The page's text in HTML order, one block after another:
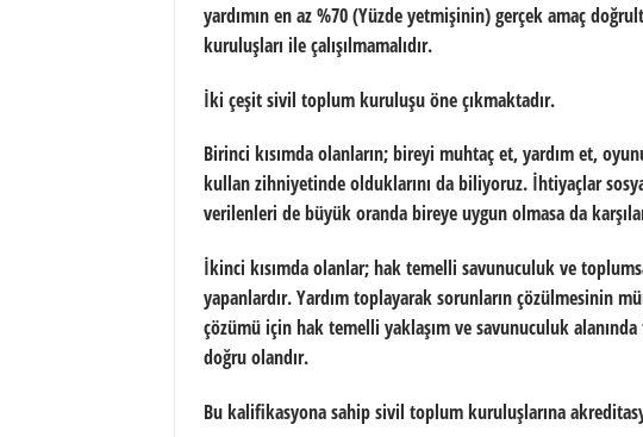
yardımın en az %70 (Yüzde yetmişinin) gerçek amaç
kuruluşları ile çalışılmamalıdır.
İki çeşit sivil toplum kuruluşu öne çıkmaktadır.
Birinci kısımda olanların; bireyi muhtaç et, yardım et,
kullan zihniyetinde olduklarını da biliyoruz. İhtiyaçlar
verilenleri de büyük oranda bireye uygun olmasa da
İkinci kısımda olanlar; hak temelli savunuculuk ve
yapanlardır. Yardım toplayarak sorunların çözülmesinin
çözümü için hak temelli yaklaşım ve savunuculuk
doğru olandır.
Bu kalifikasyona sahip sivil toplum kuruluşlarına